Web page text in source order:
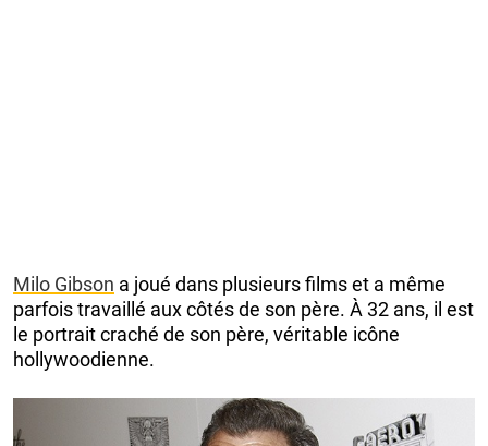
Milo Gibson a joué dans plusieurs films et a même
parfois travaillé aux côtés de son père. À 32 ans, il est
le portrait craché de son père, véritable icône
hollywoodienne.